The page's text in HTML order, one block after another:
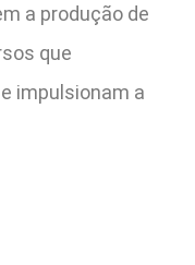
a produção de
que
impulsionam a